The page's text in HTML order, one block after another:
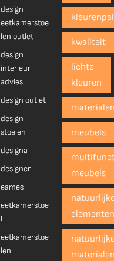
design
eetkamerstoe
len outlet
design
interieur
advies
design outlet
design
stoelen
designa
designer
eames
eetkamerstoe
l
eetkamerstoe
len
kwaliteit
lichte
kleuren
meubels
meubels